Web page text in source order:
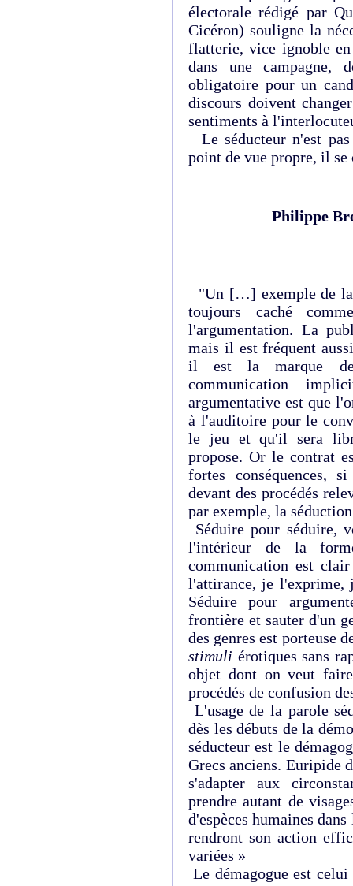
électorale rédigé par
Cicéron) souligne la
flatterie, vice ignoble
dans une campagne,
obligatoire pour un
discours doivent
sentiments à
Le séducteur n'est
point de vue propre, il
Philippe
"Un […] exemple de la
toujours caché
l'argumentation. La
mais il est fréquent
il est la marque
communication
argumentative est que
à l'auditoire pour le
le jeu et qu'il sera
propose. Or le contrat
fortes conséquences,
devant des procédés
par exemple, la
Séduire pour séduire,
l'intérieur de la
communication est
l'attirance, je l'exprime,
Séduire pour
frontière et sauter d'un
des genres est porteuse
stimuli érotiques sans
objet dont on veut
procédés de confusion
L'usage de la parole
dès les débuts de la
séducteur est le
Grecs anciens. Euripide
s'adapter aux
prendre autant de
d'espèces humaines
rendront son action
variées »
Le démagogue est